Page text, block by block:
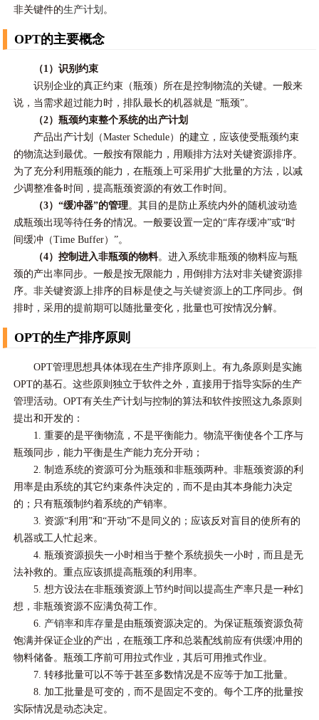
非关键件的生产计划 。
OPT的主要概念
（1）识别约束
识别企业的真正约束（瓶颈）所在是控制物流的关键。一般来
说，当需求超过能力时，排队最长的机器就是 “瓶颈”。
（2）瓶颈约束整个系统的出产计划
产品出产计划（Master Schedule）的建立，应该使受瓶颈约束
的物流达到最优。一般按有限能力，用顺排方法对关键资源排序。
为了充分利用瓶颈的能力，在瓶颈上可采用扩大批量的方法，以减
少调整准备时间，提高瓶颈资源的有效工作时间。
（3）“缓冲器”的管理。其目的是防止系统内外的随机波动造
成瓶颈出现等待任务的情况。一般要设置一定的“库存缓冲”或“时
间缓冲（Time Buffer）”。
（4）控制进入非瓶颈的物料。进入系统非瓶颈的物料应与瓶
颈的产出率同步。一般是按无限能力，用倒排方法对非关键资源排
序。非关键资源上排序的目标是使之与关键资源上的工序同步。倒
排时，采用的提前期可以随批量变化，批量也可按情况分解。
OPT的生产排序原则
OPT管理思想具体体现在生产排序原则上。有九条原则是实施
OPT的基石。这些原则独立于软件之外，直接用于指导实际的生产
管理活动。OPT有关生产计划与控制的算法和软件按照这九条原则
提出和开发的：
1. 重要的是平衡物流，不是平衡能力。物流平衡使各个工序与
瓶颈同步，能力平衡是生产能力充分开动；
2. 制造系统的资源可分为瓶颈和非瓶颈两种。非瓶颈资源的利
用率是由系统的其它约束条件决定的，而不是由其本身能力决定
的；只有瓶颈制约着系统的产销率。
3. 资源“利用”和“开动”不是同义的；应该反对盲目的使所有的
机器或工人忙起来。
4. 瓶颈资源损失一小时相当于整个系统损失一小时，而且是无
法补救的。重点应该抓提高瓶颈的利用率。
5. 想方设法在非瓶颈资源上节约时间以提高生产率只是一种幻
想，非瓶颈资源不应满负荷工作。
6. 产销率和 库存量是由瓶颈资源决定的。为保证瓶颈资源负荷
饱满并保证企业的产出，在瓶颈工序和总装配线前应有供缓冲用的
物料储备。瓶颈工序前可用拉式作业，其后可用推式作业。
7. 转移批量可以不等于甚至多数情况是不应等于加工批量。
8. 加工批量是可变的，而不是固定不变的。每个工序的批量按
实际情况是动态决定。